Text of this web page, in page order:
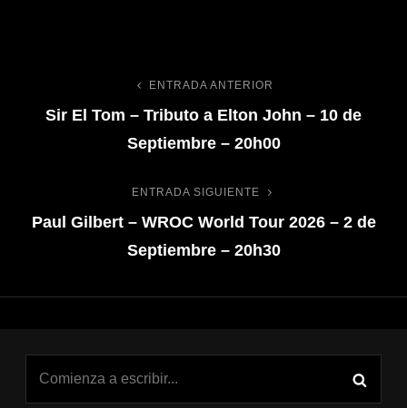
ENTRADA ANTERIOR
Sir El Tom – Tributo a Elton John – 10 de
Septiembre – 20h00
ENTRADA SIGUIENTE
Paul Gilbert – WROC World Tour 2026 – 2 de
Septiembre – 20h30